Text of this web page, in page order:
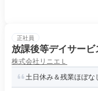
正社員
放課後等デイサー
株式会社リニエＬ
土日休み＆残業ほぼな